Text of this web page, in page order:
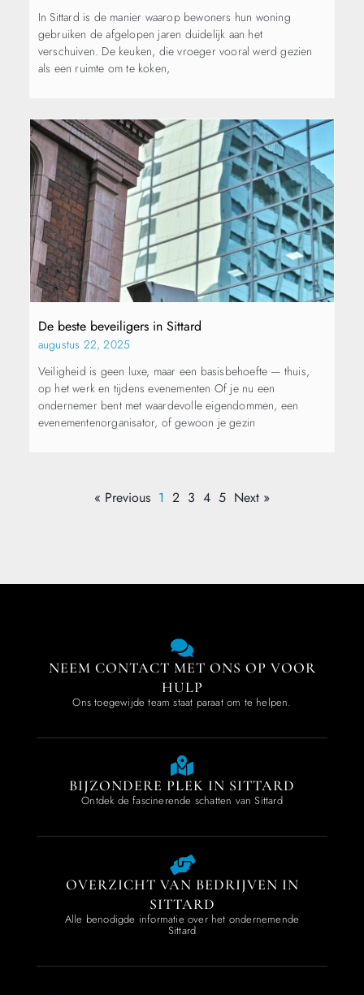
In Sittard is de manier waarop bewoners hun woning
gebruiken de afgelopen jaren duidelijk aan het
verschuiven. De keuken, die vroeger vooral werd gezien
als een ruimte om te koken,
De beste beveiligers in Sittard
augustus 22, 2025
Veiligheid is geen luxe, maar een basisbehoefte — thuis,
op het werk en tijdens evenementen Of je nu een
ondernemer bent met waardevolle eigendommen, een
evenementenorganisator, of gewoon je gezin
« Previous 1 2 3 4 5 Next »
NEEM CONTACT MET ONS OP VOOR
HULP
Ons toegewijde team staat paraat om te helpen.
BIJZONDERE PLEK IN SITTARD
Ontdek de fascinerende schatten van Sittard
OVERZICHT VAN BEDRIJVEN IN
SITTARD
Alle benodigde informatie over het ondernemende
Sittard